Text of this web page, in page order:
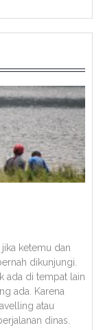
ketemu dan
dikunjungi.
ada di tempat lain
ada. Karena
atau
dinas.